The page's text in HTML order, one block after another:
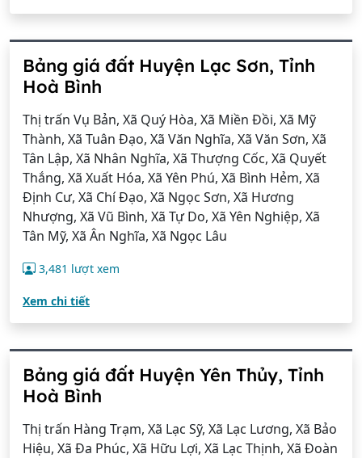
Bảng giá đất Huyện Lạc Sơn, Tỉnh
Hoà Bình
Thị trấn Vụ Bản, Xã Quý Hòa, Xã Miền Đồi, Xã Mỹ
Thành, Xã Tuân Đạo, Xã Văn Nghĩa, Xã Văn Sơn, Xã
Tân Lập, Xã Nhân Nghĩa, Xã Thượng Cốc, Xã Quyết
Thắng, Xã Xuất Hóa, Xã Yên Phú, Xã Bình Hẻm, Xã
Định Cư, Xã Chí Đạo, Xã Ngọc Sơn, Xã Hương
Nhượng, Xã Vũ Bình, Xã Tự Do, Xã Yên Nghiệp, Xã
Tân Mỹ, Xã Ân Nghĩa, Xã Ngọc Lâu
3,481 lượt xem
Xem chi tiết
Bảng giá đất Huyện Yên Thủy, Tỉnh
Hoà Bình
Thị trấn Hàng Trạm, Xã Lạc Sỹ, Xã Lạc Lương, Xã Bảo
Hiệu, Xã Đa Phúc, Xã Hữu Lợi, Xã Lạc Thịnh, Xã Đoàn